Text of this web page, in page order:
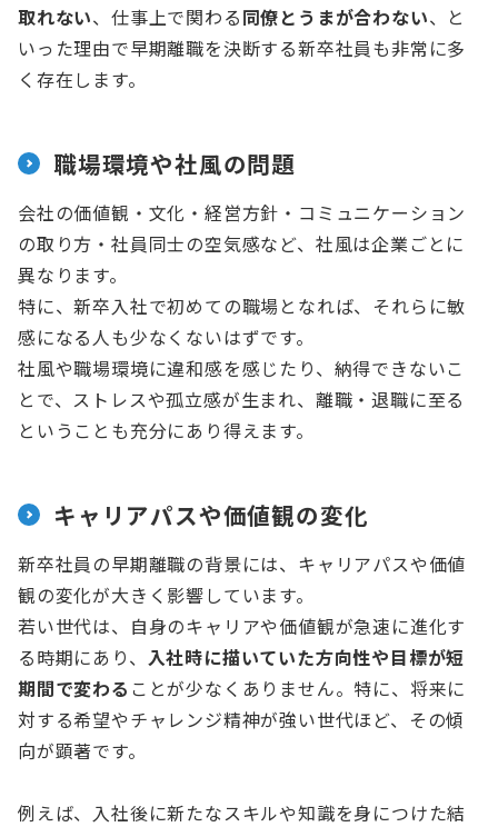
取れない、仕事上で関わる同僚とうまが合わない、と
いった理由で早期離職を決断する新卒社員も非常に多
く存在します。
職場環境や社風の問題
会社の価値観・文化・経営方針・コミュニケーション
の取り方・社員同士の空気感など、社風は企業ごとに
異なります。
特に、新卒入社で初めての職場となれば、それらに敏
感になる人も少なくないはずです。
社風や職場環境に違和感を感じたり、納得できないこ
とで、ストレスや孤立感が生まれ、離職・退職に至る
ということも充分にあり得えます。
キャリアパスや価値観の変化
新卒社員の早期離職の背景には、キャリアパスや価値
観の変化が大きく影響しています。
若い世代は、自身のキャリアや価値観が急速に進化す
る時期にあり、 入社時に描いていた方向性や目標が短
期間で変わる ことが少なくありません。特に、将来に
対する希望やチャレンジ精神が強い世代ほど、その傾
向が顕著です。
例えば、入社後に新たなスキルや知識を身につけた結